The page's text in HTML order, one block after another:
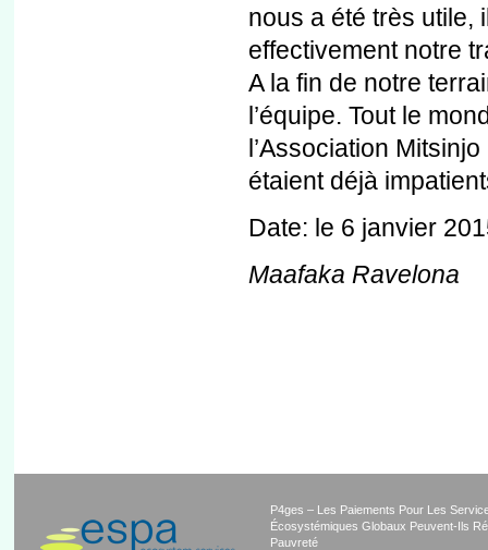
nous a été très utile,
effectivement notre
A la fin de notre
l’équipe. Tout le
l’Association
étaient déjà
Date: le 6 janvier
Maafaka Ravelona
P4ges – Les Paiements Pour Les
Écosystémiques Globaux Peuvent-Ils
Pauvreté